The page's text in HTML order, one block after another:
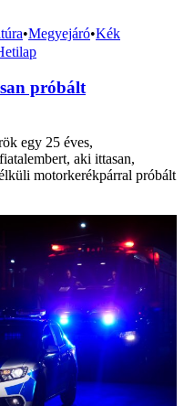
•Megyejáró•Kék
próbált
egy 25 éves,
aki ittasan,
motorkerékpárral próbált